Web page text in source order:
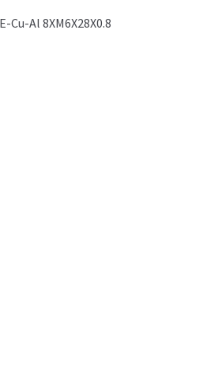
Cu-Al 8XM6X28X0.8